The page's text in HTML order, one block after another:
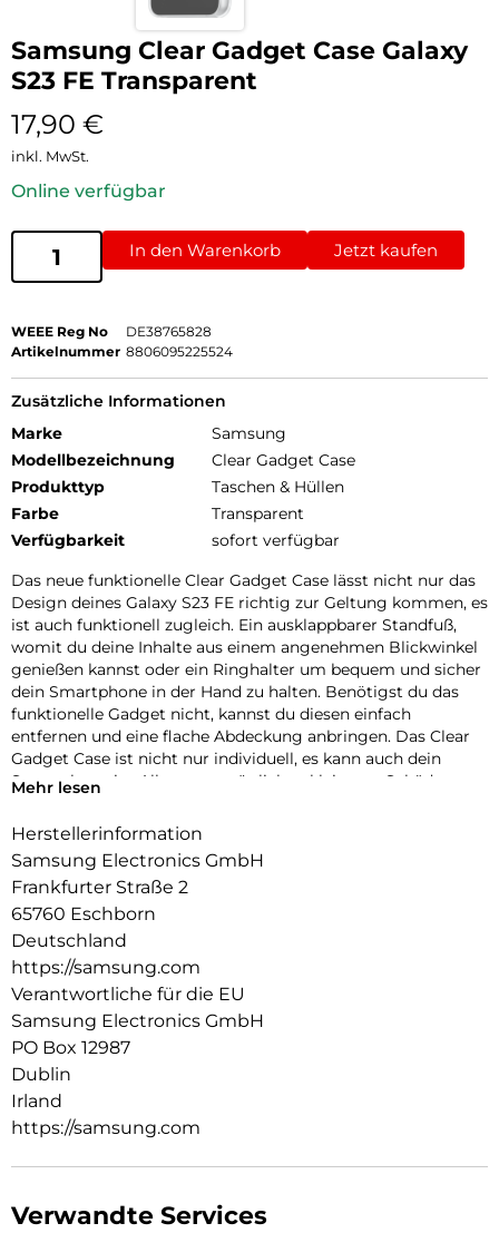
Samsung Clear Gadget Case Galaxy
S23 FE Transparent
17,90 €
inkl. MwSt.
Online verfügbar
In den Warenkorb Jetzt kaufen
WEEE Reg No
DE38765828
Artikelnummer 8806095225524
Zusätzliche Informationen
Marke
Samsung
Modellbezeichnung
Clear Gadget Case
Produkttyp
Taschen & Hüllen
Farbe
Transparent
Verfügbarkeit
sofort verfügbar
Das neue funktionelle Clear Gadget Case lässt nicht nur das
Design deines Galaxy S23 FE richtig zur Geltung kommen, es
ist auch funktionell zugleich. Ein ausklappbarer Standfuß,
womit du deine Inhalte aus einem angenehmen Blickwinkel
genießen kannst oder ein Ringhalter um bequem und sicher
dein Smartphone in der Hand zu halten. Benötigst du das
funktionelle Gadget nicht, kannst du diesen einfach
entfernen und eine flache Abdeckung anbringen. Das Clear
Gadget Case ist nicht nur individuell, es kann auch dein
Smartphone im Alltag vor möglichen kleineren Schäden
Mehr lesen
Herstellerinformation
Samsung Electronics GmbH
Frankfurter Straße 2
65760 Eschborn
Deutschland
https://samsung.com
Verantwortliche für die EU
Samsung Electronics GmbH
PO Box 12987
Dublin
Irland
https://samsung.com
Verwandte Services